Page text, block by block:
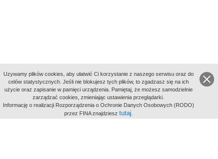
aktywności
Uzywamy plików cookies, aby ułatwić Ci korzystanie z naszego serwisu oraz do
celów statystycznych. Jeśli nie blokujesz tych plików, to zgadzasz się na ich
użycie oraz zapisanie w pamięci urządzenia. Pamiętaj, że możesz samodzielnie
zarządzać cookies, zmieniając ustawienia przeglądarki.
Informację o realizacji Rozporządzenia o Ochronie Danych Osobowych (RODO)
przez FINA znajdziesz tutaj